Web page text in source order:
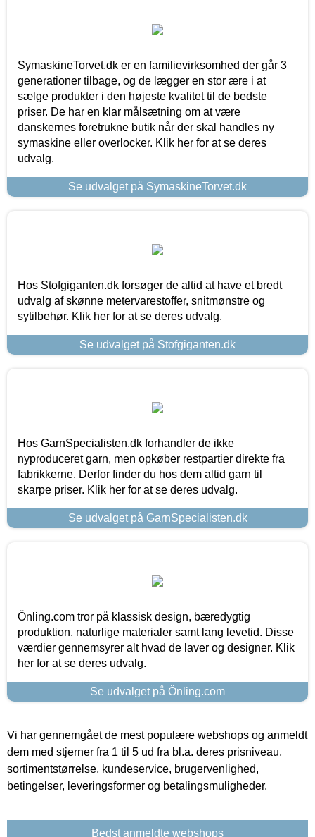
SymaskineTorvet.dk er en familievirksomhed der går 3
generationer tilbage, og de lægger en stor ære i at
sælge produkter i den højeste kvalitet til de bedste
priser. De har en klar målsætning om at være
danskernes foretrukne butik når der skal handles ny
symaskine eller overlocker. Klik her for at se deres
udvalg.
Se udvalget på SymaskineTorvet.dk
Hos Stofgiganten.dk forsøger de altid at have et bredt
udvalg af skønne metervarestoffer, snitmønstre og
sytilbehør. Klik her for at se deres udvalg.
Se udvalget på Stofgiganten.dk
Hos GarnSpecialisten.dk forhandler de ikke
nyproduceret garn, men opkøber restpartier direkte fra
fabrikkerne. Derfor finder du hos dem altid garn til
skarpe priser. Klik her for at se deres udvalg.
Se udvalget på GarnSpecialisten.dk
Önling.com tror på klassisk design, bæredygtig
produktion, naturlige materialer samt lang levetid. Disse
værdier gennemsyrer alt hvad de laver og designer. Klik
her for at se deres udvalg.
Se udvalget på Önling.com
Vi har gennemgået de mest populære webshops og anmeldt
dem med stjerner fra 1 til 5 ud fra bl.a. deres prisniveau,
sortimentstørrelse, kundeservice, brugervenlighed,
betingelser, leveringsformer og betalingsmuligheder.
Bedst anmeldte webshops